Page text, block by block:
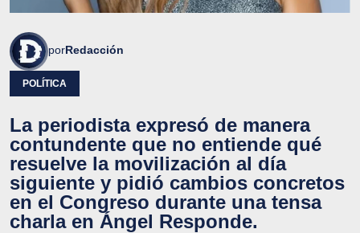
porRedacción
POLÍTICA
La periodista expresó de manera
contundente que no entiende qué
resuelve la movilización al día
siguiente y pidió cambios concretos
en el Congreso durante una tensa
charla en Ángel Responde.